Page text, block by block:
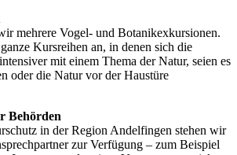
mehrere Vogel- und Botanikexkursionen.
Kursreihen an, in denen sich die
mit einem Thema der Natur, seien es
oder die Natur vor der Haustüre
Behörden
in der Region Andelfingen stehen wir
zur Verfügung – zum Beispiel